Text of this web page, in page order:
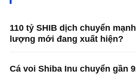
110 tỷ SHIB dịch chuyển
lượng mới đang xuất hiện?
Cá voi Shiba Inu chuyển gần